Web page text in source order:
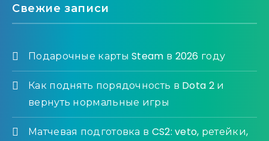
Свежие записи
Подарочные карты Steam в 2026 году
Как поднять порядочность в Dota 2 и
вернуть нормальные игры
Матчевая подготовка в CS2: veto, ретейки,